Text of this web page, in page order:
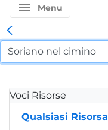
menu Menu
Voci Risorse
Qualsiasi Risorsa